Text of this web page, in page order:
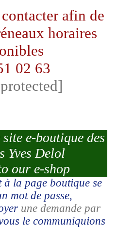
afin de
horaires
51 02 63
e-boutique des
Yves Delol
our e-shop
à la page boutique se
mot de passe,
une demande par
le communiquions